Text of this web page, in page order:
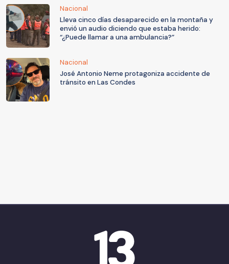
Nacional
Lleva cinco días desaparecido en la montaña y
envió un audio diciendo que estaba herido:
“¿Puede llamar a una ambulancia?”
Nacional
José Antonio Neme protagoniza accidente de
tránsito en Las Condes